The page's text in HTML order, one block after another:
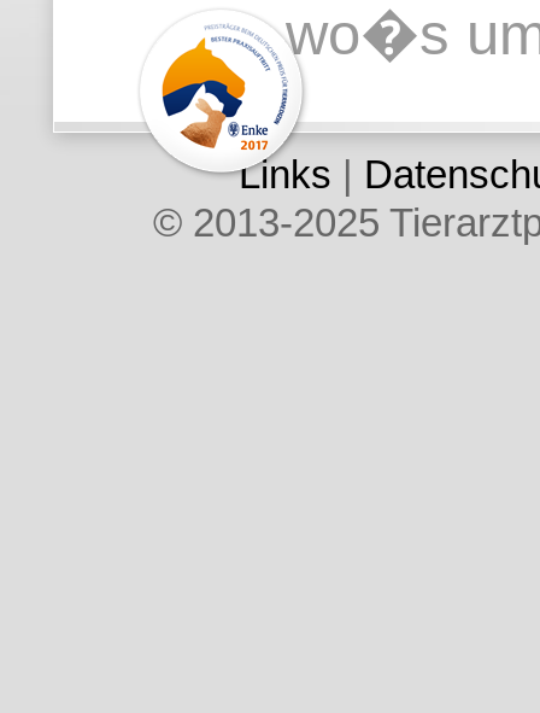
- wo�s
Links
© 2013-2025